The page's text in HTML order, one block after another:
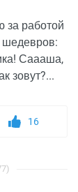
за работой
шедевров:
Саааша,
зовут?...
16